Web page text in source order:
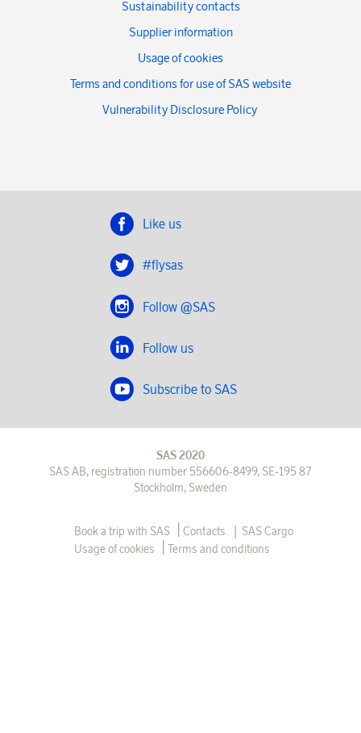
Sustainability contacts
Supplier information
Usage of cookies
Terms and conditions for use of SAS website
Vulnerability Disclosure Policy
Like us
#flysas
Follow @SAS
Follow us
Subscribe to SAS
SAS 2020
SAS AB, registration number 556606-8499, SE-195 87
Stockholm, Sweden
Book a trip with SAS Contacts | SAS Cargo
Usage of cookies
Terms and conditions